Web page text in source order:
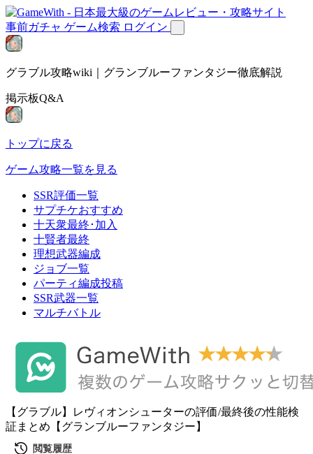
事前ガチャ ゲーム検索 ログイン
グラブル攻略wiki｜グランブルーファンタジー徹底解説
掲示板Q&A
トップに戻る
ゲーム攻略一覧を見る
SSR評価一覧
サプチケおすすめ
十天衆最終･加入
十賢者最終
理想武器編成
ジョブ一覧
パーティ編成投稿
SSR武器一覧
マルチバトル
【グラブル】レヴィオンシューターの評価/最終後の性能検
証まとめ【グランブルーファンタジー】